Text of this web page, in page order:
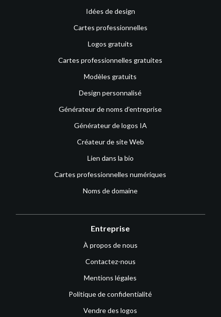
Idées de design
Cartes professionnelles
Logos gratuits
Cartes professionnelles gratuites
Modèles gratuits
Design personnalisé
Générateur de noms d’entreprise
Générateur de logos IA
Créateur de site Web
Lien dans la bio
Cartes professionnelles numériques
Noms de domaine
Entreprise
À propos de nous
Contactez-nous
Mentions légales
Politique de confidentialité
Vendre des logos